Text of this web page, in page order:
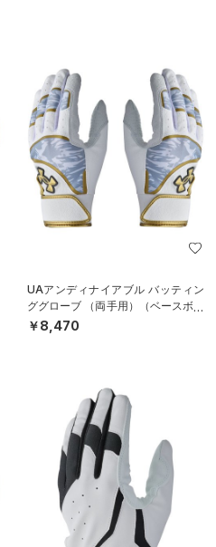
UAアンディナイアブル バッティン
ググローブ （両手用）（ベースボー
ル/MEN）
￥8,470